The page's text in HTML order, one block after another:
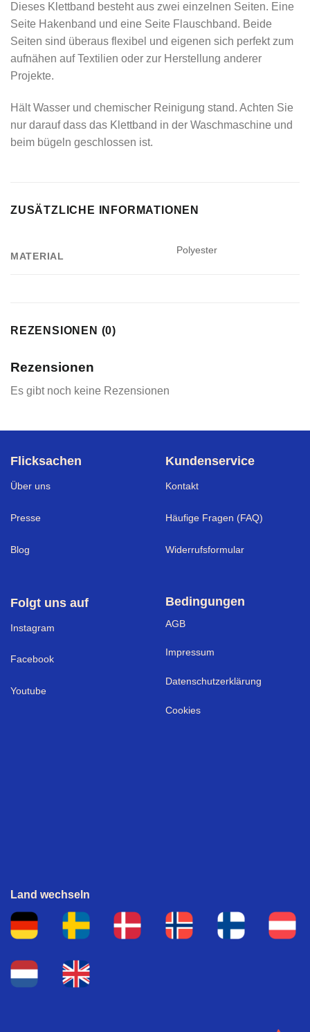
Dieses Klettband besteht aus zwei einzelnen Seiten. Eine
Seite Hakenband und eine Seite Flauschband. Beide
Seiten sind überaus flexibel und eigenen sich perfekt zum
aufnähen auf Textilien oder zur Herstellung anderer
Projekte.
Hält Wasser und chemischer Reinigung stand. Achten Sie
nur darauf dass das Klettband in der Waschmaschine und
beim bügeln geschlossen ist.
ZUSÄTZLICHE INFORMATIONEN
MATERIAL
Polyester
REZENSIONEN (0)
Rezensionen
Es gibt noch keine Rezensionen
Flicksachen
Über uns
Presse
Blog
Kundenservice
Kontakt
Häufige Fragen (FAQ)
Widerrufsformular
Folgt uns auf
Instagram
Facebook
Youtube
Bedingungen
AGB
Impressum
Datenschutzerklärung
Cookies
Land wechseln